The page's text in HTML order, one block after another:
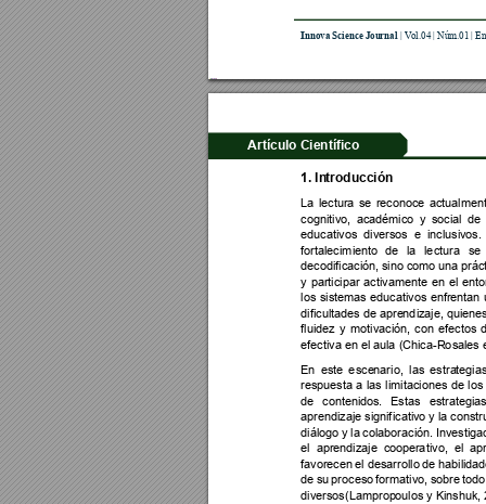
Innova Science Journal | Vol.04 | Núm.01
Artículo Científico
1. Introducción
La lectura se reconoce
cognitivo,
académico y social de
educativos diversos e inclusivos.
fortalecimiento
de la lectura se
decodificación, sino como una pr
y participar activamente en el ento
los sistemas educativos enfrentan
dificultades de aprendizaje,
fluidez y motivación, con efectos
efectiva en el aula (Chica-Rosales
En este escenario, las estra
respuesta a las limitaciones de los
de
contenidos. Estas es
aprendizaje significativo y la cons
diálogo y la colaboración. Investig
el
aprendizaje cooperativo, el
favorecen el desarrollo de habili
de su proceso formativo, sobre
diversos(Lampropoulos y Kinshuk,